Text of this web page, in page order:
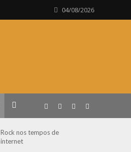
04/08/2026
Rock nos tempos de
internet